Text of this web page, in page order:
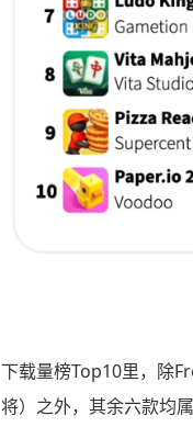
下载量榜Top10里，除
将）之外，其余六款均